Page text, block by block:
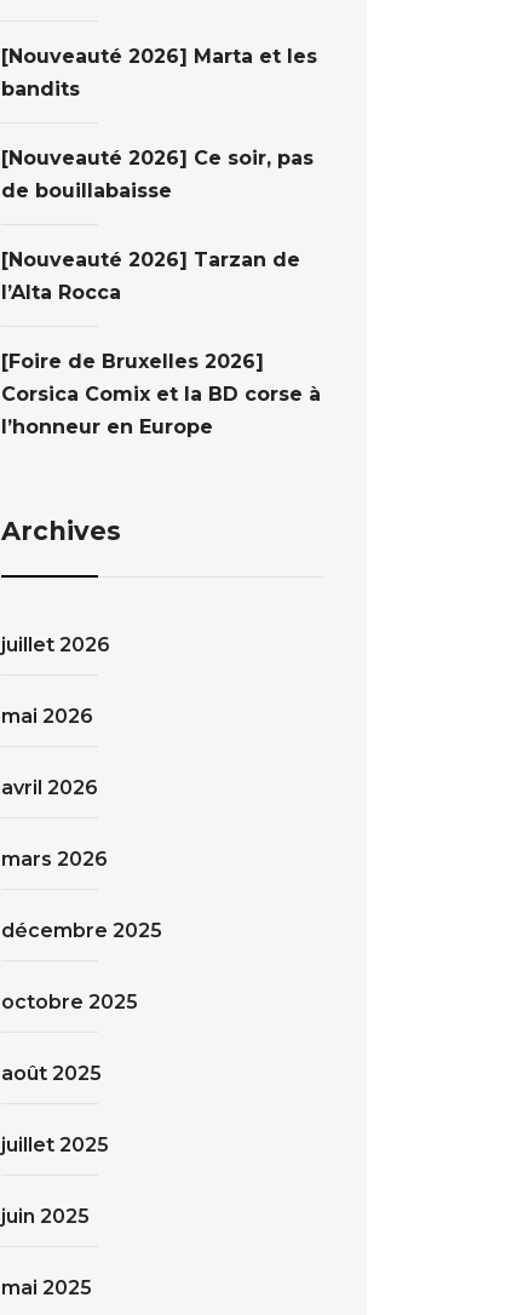
[Nouveauté 2026] Marta et les
bandits
[Nouveauté 2026] Ce soir, pas
de bouillabaisse
[Nouveauté 2026] Tarzan de
l’Alta Rocca
[Foire de Bruxelles 2026]
Corsica Comix et la BD corse à
l’honneur en Europe
Archives
juillet 2026
mai 2026
avril 2026
mars 2026
décembre 2025
octobre 2025
août 2025
juillet 2025
juin 2025
mai 2025